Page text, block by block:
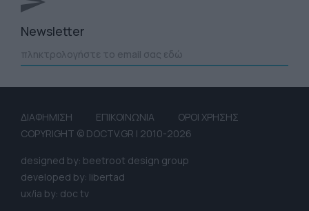
Newsletter
ΔΙΑΦΗΜΙΣΗ ΕΠΙΚΟΙΝΩΝΙΑ
ΟΡΟΙ ΧΡΗΣΗΣ
COPYRIGHT © DOCTV.GR | 2010-2026
designed by: beetroot design group
developed by: libertad
ux/ia by: doc tv